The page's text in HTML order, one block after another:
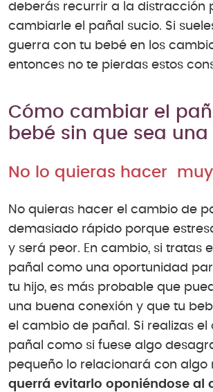
deberás recurrir a la distracción
cambiarle el pañal sucio. Si
guerra con tu bebé en los
entonces no te pierdas estos
Cómo cambiar el
bebé sin que sea una
No lo quieras hacer
No quieras hacer el cambio de
demasiado rápido porque
y será peor. En cambio, si tratas
pañal como una oportunidad
tu hijo, es más probable que
una buena conexión y que tu
el cambio de pañal. Si realizas
pañal como si fuese algo
pequeño lo relacionará con algo
querrá evitarlo oponiéndose al